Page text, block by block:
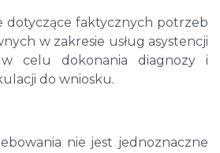
dotyczące faktycznych potrzeb
w zakresie usług asystencji
w celu dokonania diagnozy i
do wniosku.
nie jest jednoznaczne